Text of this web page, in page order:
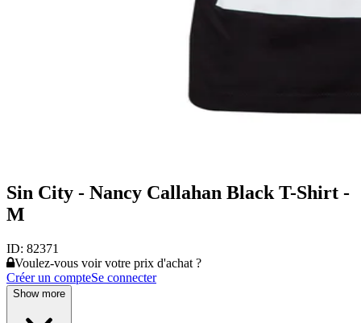
Sin City - Nancy Callahan Black T-Shirt -
M
ID: 82371
Voulez-vous voir votre prix d'achat ?
Créer un compteSe connecter
Show more